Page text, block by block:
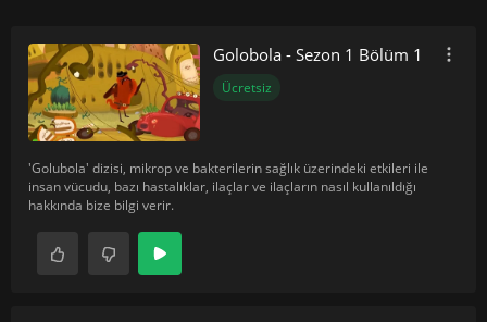
Golobola - Sezon 1 Bölüm 1
Ücretsiz
'Golubola' dizisi, mikrop ve bakterilerin sağlık üzerindeki etkileri ile
insan vücudu, bazı hastalıklar, ilaçlar ve ilaçların nasıl kullanıldığı
hakkında bize bilgi verir.